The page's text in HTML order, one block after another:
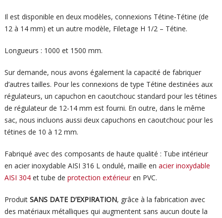
Il est disponible en deux modèles, connexions Tétine-Tétine (de
12 à 14 mm) et un autre modèle, Filetage H 1/2 – Tétine.
Longueurs : 1000 et 1500 mm.
Sur demande, nous avons également la capacité de fabriquer
d’autres tailles. Pour les connexions de type Tétine destinées aux
régulateurs, un capuchon en caoutchouc standard pour les tétines
de régulateur de 12-14 mm est fourni. En outre, dans le même
sac, nous incluons aussi deux capuchons en caoutchouc pour les
tétines de 10 à 12 mm.
Fabriqué avec des composants de haute qualité : Tube intérieur
en acier inoxydable AISI 316 L ondulé, maille en acier inoxydable
AISI 304et tube de protection extérieuren PVC.
Produit SANS DATE D’EXPIRATION, grâce à la fabrication avec
des matériaux métalliques qui augmentent sans aucun doute la